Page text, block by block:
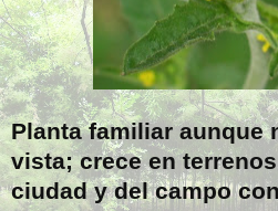
Planta familiar aunque
vista; crece en
ciudad y del campo